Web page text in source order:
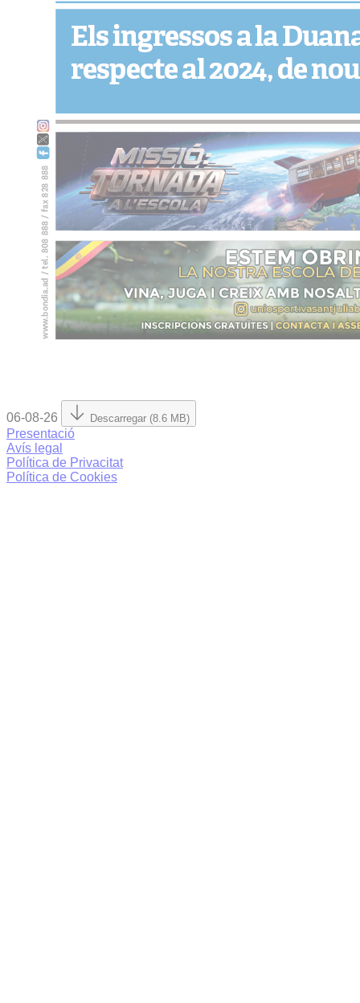
06-08-26 Descarregar (8.6 MB)
Presentació
Avís legal
Política de Privacitat
Política de Cookies